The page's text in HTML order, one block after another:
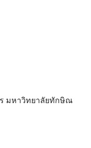
มหาวิทยาลัยทักษิณ